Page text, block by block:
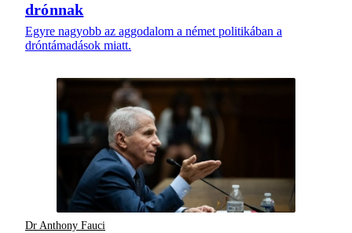
drónnak
Egyre nagyobb az aggodalom a német politikában a
dróntámadások miatt.
Dr Anthony Fauci